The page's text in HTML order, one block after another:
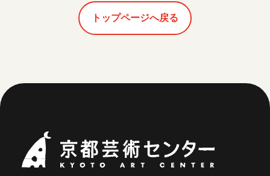
トップページへ戻る